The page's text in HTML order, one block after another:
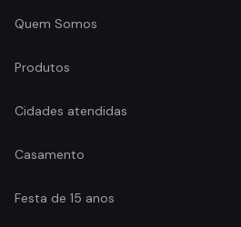
Quem Somos
Produtos
Cidades atendidas
Casamento
Festa de 15 anos